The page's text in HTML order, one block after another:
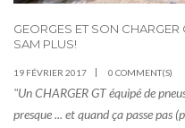
GEORGES ET SON
SAM PLUS!
19 FÉVRIER 2017 0 COMMENT(S)
"Un CHARGER GT équipé de
presque ... et quand ça passe pas